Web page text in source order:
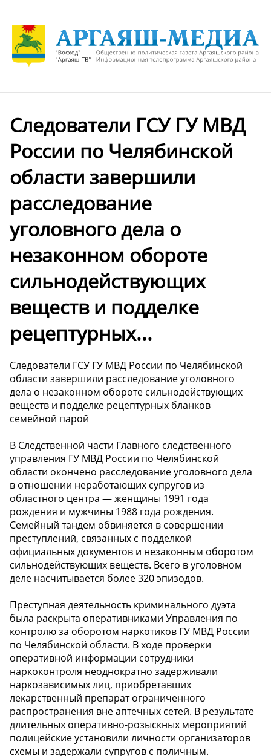
Следователи ГСУ ГУ МВД
России по Челябинской
области завершили
расследование
уголовного дела о
незаконном обороте
сильнодействующих
веществ и подделке
рецептурных...
Следователи ГСУ ГУ МВД России по Челябинской
области завершили расследование уголовного
дела о незаконном обороте сильнодействующих
веществ и подделке рецептурных бланков
семейной парой
В Следственной части Главного следственного
управления ГУ МВД России по Челябинской
области окончено расследование уголовного дела
в отношении неработающих супругов из
областного центра — женщины 1991 года
рождения и мужчины 1988 года рождения.
Семейный тандем обвиняется в совершении
преступлений, связанных с подделкой
официальных документов и незаконным оборотом
сильнодействующих веществ. Всего в уголовном
деле насчитывается более 320 эпизодов.
Преступная деятельность криминального дуэта
была раскрыта оперативниками Управления по
контролю за оборотом наркотиков ГУ МВД России
по Челябинской области. В ходе проверки
оперативной информации сотрудники
наркоконтроля неоднократно задерживали
наркозависимых лиц, приобретавших
лекарственный препарат ограниченного
распространения вне аптечных сетей. В результате
длительных оперативно-розыскных мероприятий
полицейские установили личности организаторов
схемы и задержали супругов с поличным.